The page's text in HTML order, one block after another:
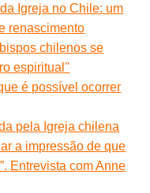
Igreja no Chile: um
renascimento
chilenos se
espiritual''
é possível ocorrer
pela Igreja chilena
a impressão de que
Entrevista com Anne